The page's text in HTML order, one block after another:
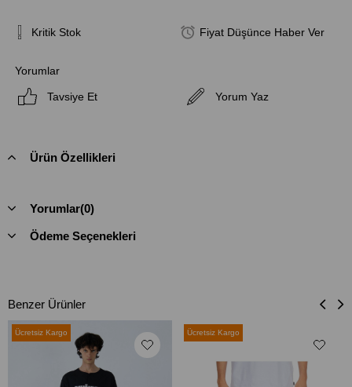
Kritik Stok Fiyat Düşünce Haber Ver
Yorumlar
Tavsiye Et Yorum Yaz
Ürün Özellikleri
Yorumlar(0)
Ödeme Seçenekleri
Benzer Ürünler
Ücretsiz Kargo Ücretsiz Kargo